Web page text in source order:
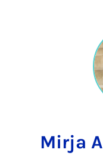
Mirja